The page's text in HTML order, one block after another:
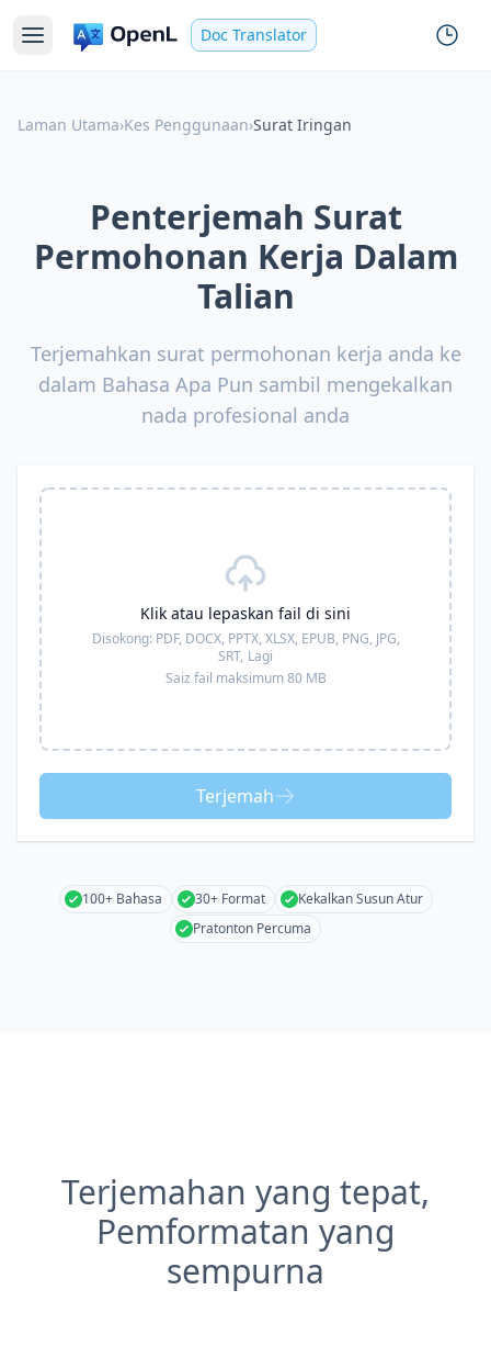
Doc Translator
Laman Utama›Kes Penggunaan›Surat Iringan
Penterjemah Surat
Permohonan Kerja Dalam
Talian
Terjemahkan surat permohonan kerja anda ke
dalam Bahasa Apa Pun sambil mengekalkan
nada profesional anda
Klik atau lepaskan fail di sini
Disokong: PDF, DOCX, PPTX, XLSX, EPUB, PNG, JPG,
SRT, Lagi
Saiz fail maksimum 80 MB
Terjemah
100+ Bahasa 30+ Format
Kekalkan Susun Atur
Pratonton Percuma
Terjemahan yang tepat,
Pemformatan yang
sempurna